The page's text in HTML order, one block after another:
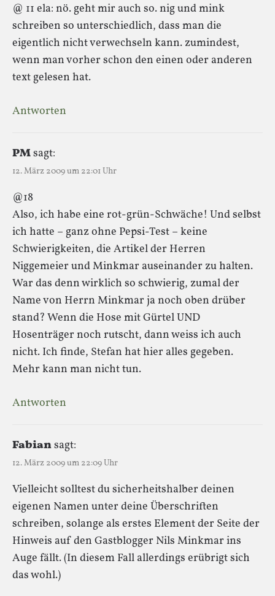
@ 11 ela: nö. geht mir auch so. nig und mink
schreiben so unterschiedlich, dass man die
eigentlich nicht verwechseln kann. zumindest,
wenn man vorher schon den einen oder anderen
text gelesen hat.
Antworten
PMsagt:
12. März 2009 um 22:01 Uhr
@18
Also, ich habe eine rot-grün-Schwäche! Und selbst
ich hatte – ganz ohne Pepsi-Test – keine
Schwierigkeiten, die Artikel der Herren
Niggemeier und Minkmar auseinander zu halten.
War das denn wirklich so schwierig, zumal der
Name von Herrn Minkmar ja noch oben drüber
stand? Wenn die Hose mit Gürtel UND
Hosenträger noch rutscht, dann weiss ich auch
nicht. Ich finde, Stefan hat hier alles gegeben.
Mehr kann man nicht tun.
Antworten
Fabiansagt:
12. März 2009 um 22:09 Uhr
Vielleicht solltest du sicherheitshalber deinen
eigenen Namen unter deine Überschriften
schreiben, solange als erstes Element der Seite der
Hinweis auf den Gastblogger Nils Minkmar ins
Auge fällt. (In diesem Fall allerdings erübrigt sich
das wohl.)